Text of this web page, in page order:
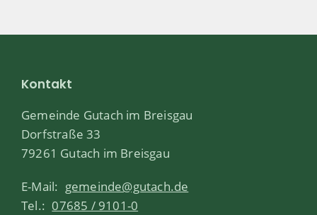
Kontakt
Gemeinde Gutach im Breisgau
Dorfstraße 33
79261 Gutach im Breisgau
E-Mail: gemeinde@gutach.de
Tel.: 07685 / 9101-0